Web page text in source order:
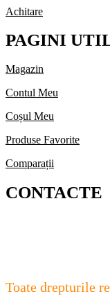
Achitare
PAGINI
Magazin
Contul Meu
Coșul Meu
Produse Favorite
Comparații
CONTACTE
Toate drepturile